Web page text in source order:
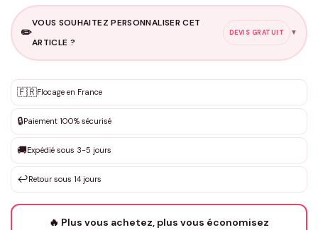
✏️
VOUS SOUHAITEZ PERSONNALISER CET
ARTICLE ?
DEVIS GRATUIT ▼
✨ Personnalisation sur mesure
DEVIS GRATUIT · Personnalisation de 3 à 10€ selon la demande
Que souhaitez-vous ?*
Votre texte / idée*
🇫🇷Flocage en France
🔒Paiement 100% sécurisé
🚚Expédié sous 3-5 jours
↩️Retour sous 14 jours
🔥 Plus vous achetez, plus vous économisez